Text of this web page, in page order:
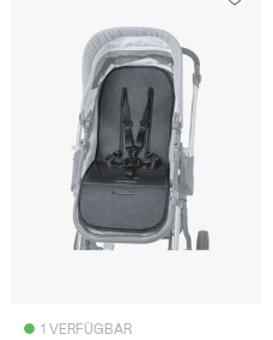
1 VERFÜGBAR